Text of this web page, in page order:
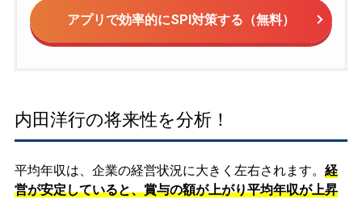
アプリで効率的にSPI対策する（無料）
内田洋行の将来性を分析！
平均年収は、企業の経営状況に大きく左右されます。 経
営が安定していると、賞与の額が上がり平均年収が上昇